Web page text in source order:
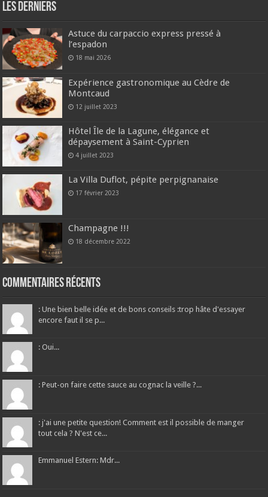
Les derniers
Astuce du carpaccio express pressé à
l’espadon
18 mai 2026
Expérience gastronomique au Cèdre de
Montcaud
12 juillet 2023
Hôtel Île de la Lagune, élégance et
dépaysement à Saint-Cyprien
4 juillet 2023
La Villa Duflot, pépite perpignanaise
17 février 2023
Champagne !!!
18 décembre 2022
Commentaires récents
: Une bien belle idée et de bons conseils :trop hâte d'essayer
encore faut il se p...
: Oui...
: Peut-on faire cette sauce au cognac la veille ?...
: j'ai une petite question! Comment est il possible de manger
tout cela ? N'est ce...
Emmanuel Estern: Mdr...